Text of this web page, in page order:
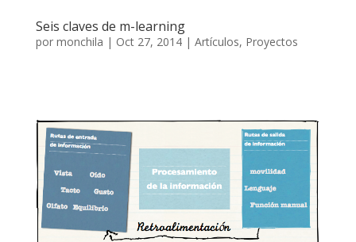
Seis claves de m-learning
por monchila | Oct 27, 2014| Artículos, Proyectos